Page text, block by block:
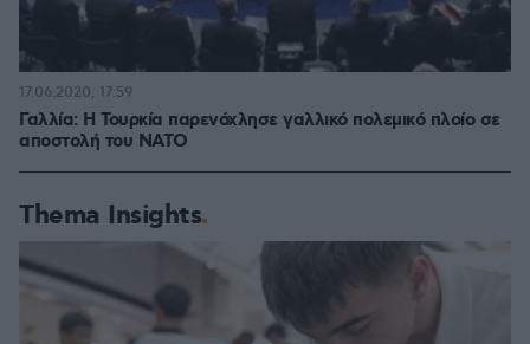
Γαλλία: Η Τουρκία παρενόχλησε γαλλικό πολεμικό πλοίο σε
αποστολή του ΝΑΤΟ
17.06.2020, 17:59
Thema Insights